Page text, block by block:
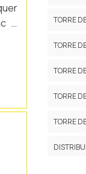
4
e
TORRE
TORRE
TORRE
TORRE
TORRE